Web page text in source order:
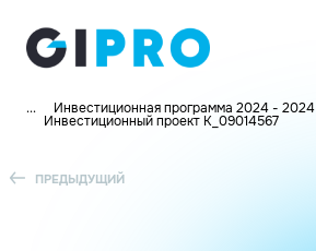
... Инвестиционная программа 2024 - 2024
Инвестиционный проект K_09014567
ПРЕДЫДУЩИЙ